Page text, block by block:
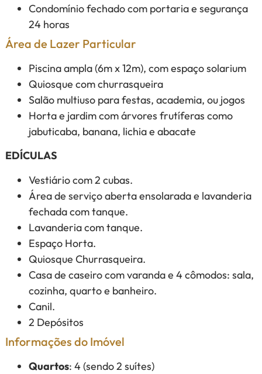
Condomínio fechado com portaria e segurança
24 horas
Área de Lazer Particular
Piscina ampla (6m x 12m), com espaço solarium
Quiosque com churrasqueira
Salão multiuso para festas, academia, ou jogos
Horta e jardim com árvores frutíferas como
jabuticaba, banana, lichia e abacate
EDÍCULAS
Vestiário com 2 cubas.
Área de serviço aberta ensolarada e lavanderia
fechada com tanque.
Lavanderia com tanque.
Espaço Horta.
Quiosque Churrasqueira.
Casa de caseiro com varanda e 4 cômodos: sala,
cozinha, quarto e banheiro.
Canil.
2 Depósitos
Informações do Imóvel
Quartos: 4 (sendo 2 suítes)